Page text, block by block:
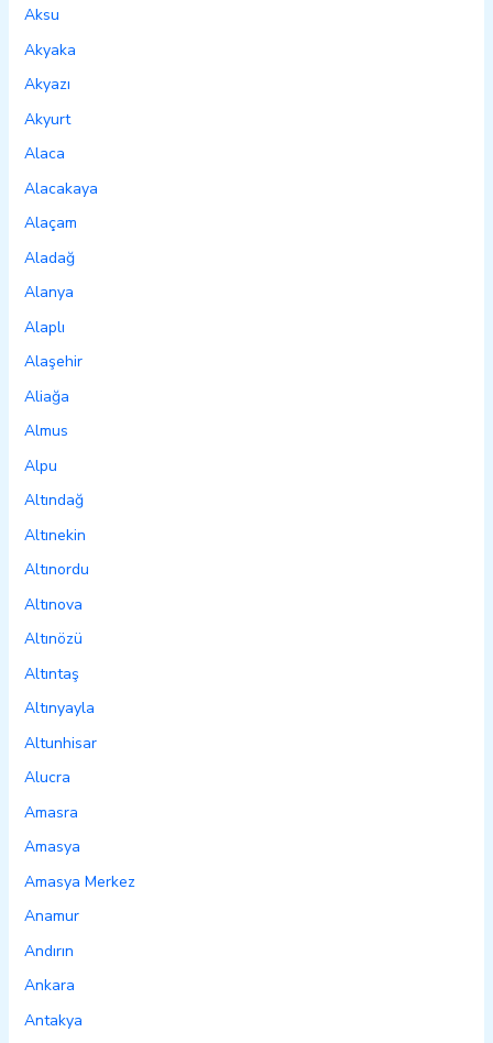
Aksu
Akyaka
Akyazı
Akyurt
Alaca
Alacakaya
Alaçam
Aladağ
Alanya
Alaplı
Alaşehir
Aliağa
Almus
Alpu
Altındağ
Altınekin
Altınordu
Altınova
Altınözü
Altıntaş
Altınyayla
Altunhisar
Alucra
Amasra
Amasya
Amasya Merkez
Anamur
Andırın
Ankara
Antakya